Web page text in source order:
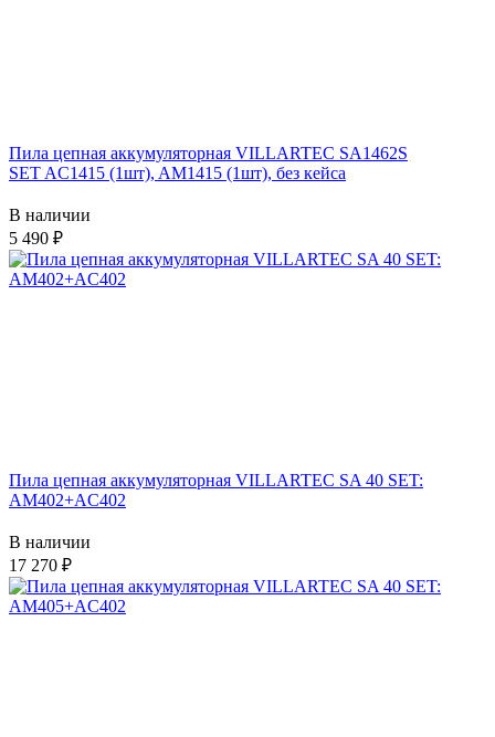
Пила цепная аккумуляторная VILLARTEC SA1462S
SET AC1415 (1шт), AM1415 (1шт), без кейса
В наличии
5 490
Пила цепная аккумуляторная VILLARTEC SA 40 SET:
AM402+AC402
В наличии
17 270